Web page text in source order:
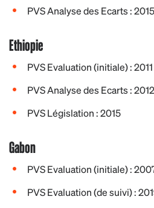
PVS Analyse des Ecarts : 2015
Ethiopie
PVS Evaluation (initiale) : 2011
PVS Analyse des Ecarts : 2012
PVS Législation : 2015
Gabon
PVS Evaluation (initiale) :
PVS Evaluation (de suivi) :